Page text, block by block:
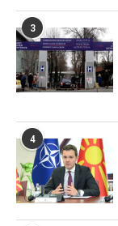
3
4